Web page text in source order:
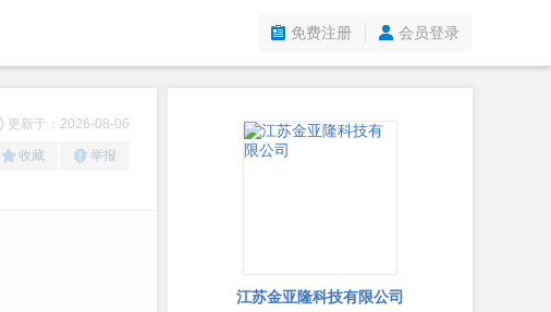
免费注册 会员登录
更新于：2026-08-06
收藏 举报
江苏金亚隆科技有限公司